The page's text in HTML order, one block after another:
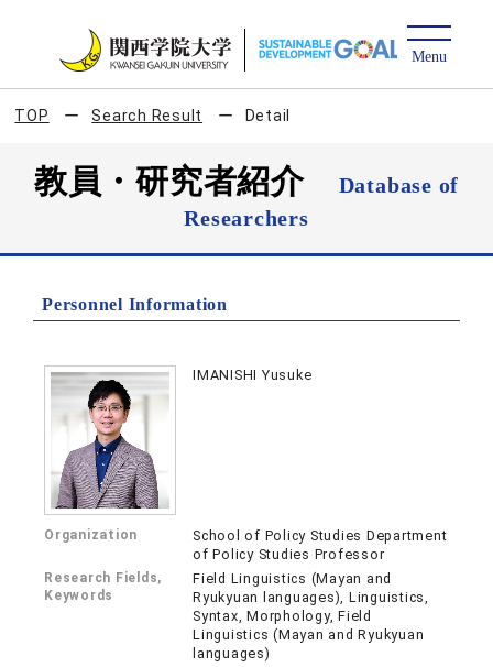
TOP Search Result Detail
教員・研究者紹介
Database of
Researchers
Personnel Information
IMANISHI Yusuke
Organization
School of Policy Studies Department
of Policy Studies Professor
Research Fields,
Keywords
Field Linguistics (Mayan and
Ryukyuan languages), Linguistics,
Syntax, Morphology, Field
Linguistics (Mayan and Ryukyuan
languages)